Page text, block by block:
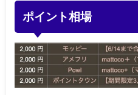
ポイント相場